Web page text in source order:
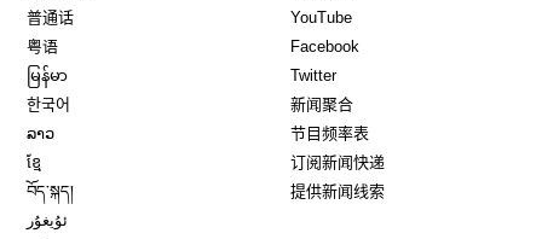
普通话
粤语
မြန်မာ
한국어
ລາວ
ខ្មែ
བོད་སྐད།
ئۇيغۇر
YouTube
Facebook
TwitterOpens in new window
新闻聚合
节目频率表
订阅新闻快递
提供新闻线索